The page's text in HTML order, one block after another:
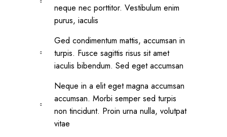
neque nec porttitor. Vestibulum enim
purus, iaculis
Ged condimentum mattis, accumsan in
turpis. Fusce sagittis risus sit amet
iaculis bibendum. Sed eget accumsan
Neque in a elit eget magna accumsan
accumsan. Morbi semper sed turpis
non tincidunt. Proin urna nulla, volutpat
vitae